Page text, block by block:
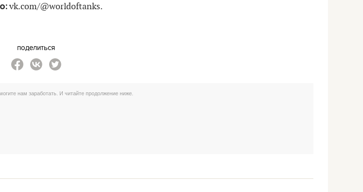
vk.com/@worldoftanks.
поделиться